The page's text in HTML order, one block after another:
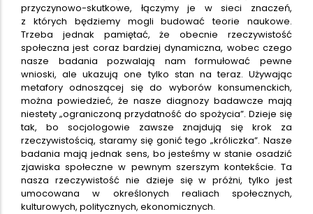
przyczynowo-skutkowe, łączymy je w sieci znaczeń,
z których będziemy mogli budować teorie naukowe.
Trzeba jednak pamiętać, że obecnie rzeczywistość
społeczna jest coraz bardziej dynamiczna, wobec czego
nasze badania pozwalają nam formułować pewne
wnioski, ale ukazują one tylko stan na teraz. Używając
metafory odnoszącej się do wyborów konsumenckich,
można powiedzieć, że nasze diagnozy badawcze mają
niestety „ograniczoną przydatność do spożycia”. Dzieje się
tak, bo socjologowie zawsze znajdują się krok za
rzeczywistością, staramy się gonić tego „króliczka”. Nasze
badania mają jednak sens, bo jesteśmy w stanie osadzić
zjawiska społeczne w pewnym szerszym kontekście. Ta
nasza rzeczywistość nie dzieje się w próżni, tylko jest
umocowana w określonych realiach społecznych,
kulturowych, politycznych, ekonomicznych.